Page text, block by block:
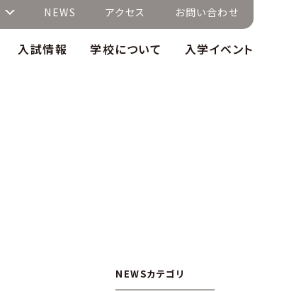
NEWS アクセス お問い合わせ
入試情報 学校について 入学イベント
NEWSカテゴリ